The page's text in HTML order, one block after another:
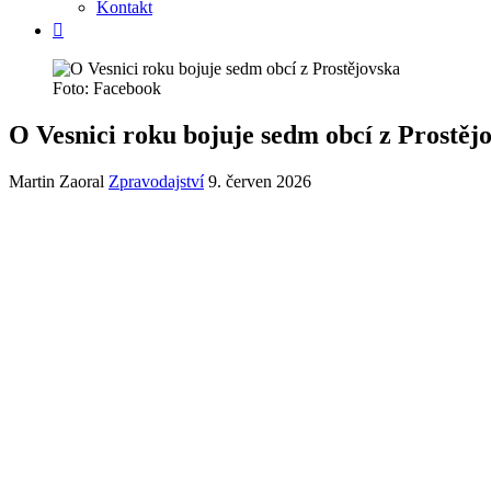
Kontakt
Foto: Facebook
O Vesnici roku bojuje sedm obcí z
Martin Zaoral Zpravodajství 9. červen 2026